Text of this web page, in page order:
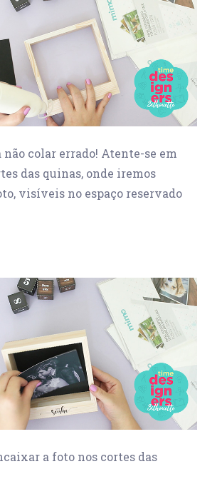
não colar errado! Atente-se em
das quinas, onde iremos
visíveis no espaço reservado
a foto nos cortes das